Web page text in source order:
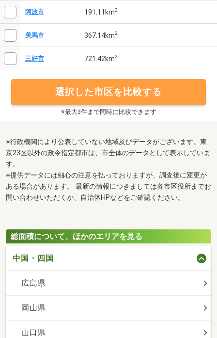
阿波市 191.11km2
美馬市 367.14km2
三好市 721.42km2
選択した市区を比較する
※最大3件まで同時に比較できます
※行政機関により公表していない地域及びデータがございます。東
京23区以外の政令指定都市は、市全体のデータとして表示していま
す。
※提供データには細心の注意を払っておりますが、調査後に変更が
ある場合があります。 最新の情報につきましては各市区役所までお
問い合わせいただくか、自治体HPなどをご確認ください。
総面積について、ほかのエリアを見る
中国・四国
広島県
岡山県
山口県